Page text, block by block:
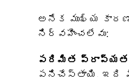
అనేక ముఖ్య
నిర్వహించలేవు:
పరిమిత
పనిచేస్తాయి, ఇది